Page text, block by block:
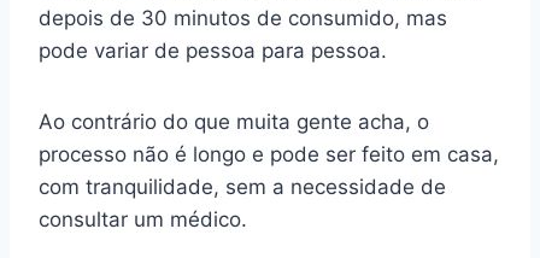
depois de 30 minutos de consumido, mas
pode variar de pessoa para pessoa.
Ao contrário do que muita gente acha, o
processo não é longo e pode ser feito em casa,
com tranquilidade, sem a necessidade de
consultar um médico.